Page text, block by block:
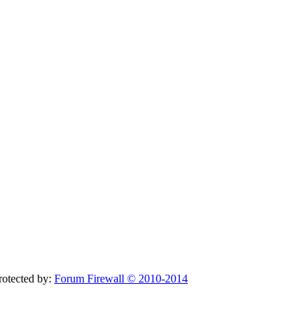
by: Forum Firewall © 2010-2014